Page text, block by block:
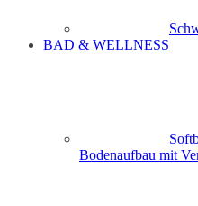
BAD & WELLNESS
Bodenaufbau mit